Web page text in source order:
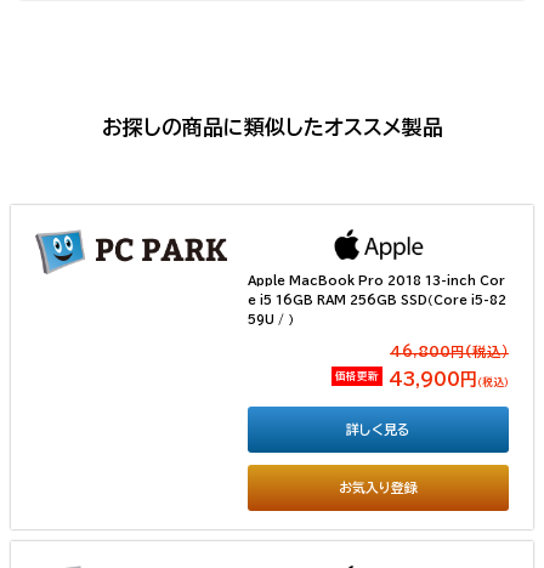
お探しの商品に類似したオススメ製品
Apple MacBook Pro 2018 13-inch Cor
e i5 16GB RAM 256GB SSD（Core i5-82
59U / ）
46,800円(税込）
価格更新 43,900円 （税込）
お気入り登録
詳しく見る